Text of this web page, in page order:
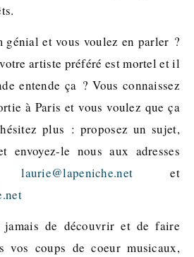
génial et vous voulez en parler ?
artiste préféré est mortel et il
entende ça ? Vous connaissez
à Paris et vous voulez que ça
plus : proposez un sujet,
envoyez-le nous aux adresses
:laurie@lapeniche.net et
jamais de découvrir et de faire
vos coups de coeur musicaux,